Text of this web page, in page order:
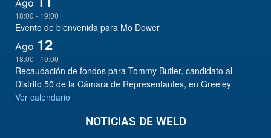
Ago
18:00 - 19:00
Evento de bienvenida para Mo Dower
Ago 12
18:00 - 19:00
Recaudación de fondos para Tommy Butler, candidato al
Distrito 50 de la Cámara de Representantes, en Greeley
Ver calendario
NOTICIAS DE WELD